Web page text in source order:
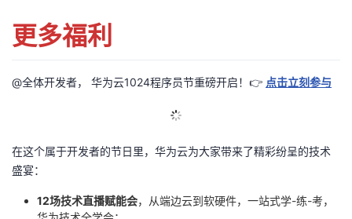
更多福利
@全体开发者， 华为云1024程序员节重磅开启！👉 点击立刻参与
在这个属于开发者的节日里，华为云为大家带来了精彩纷呈的技术
盛宴：
12场技术直播赋能会，从端边云到软硬件，一站式学-练-考，